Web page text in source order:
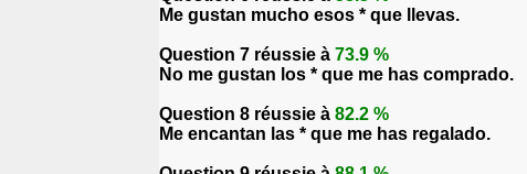
Me gustan mucho esos * que llevas.
Question 7 réussie à 73.9 %
No me gustan los * que me has comprado.
Question 8 réussie à 82.2 %
Me encantan las * que me has regalado.